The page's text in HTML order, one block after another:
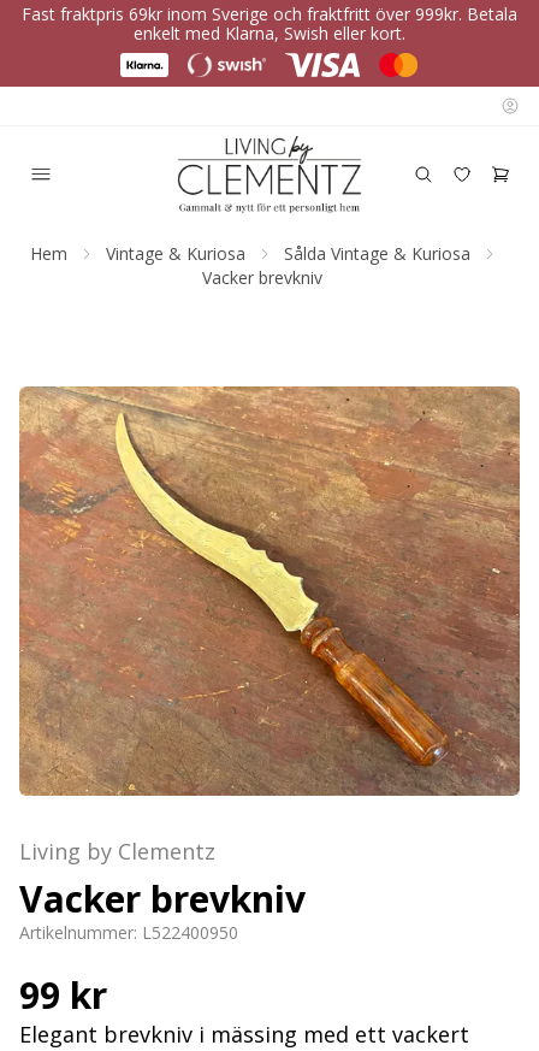
Fast fraktpris 69kr inom Sverige och fraktfritt över 999kr. Betala
enkelt med Klarna, Swish eller kort.
Hem Vintage & Kuriosa
Sålda Vintage & Kuriosa
Vacker brevkniv
Living by Clementz
Vacker brevkniv
Artikelnummer: L522400950
99 kr
Elegant brevkniv i mässing med ett vackert